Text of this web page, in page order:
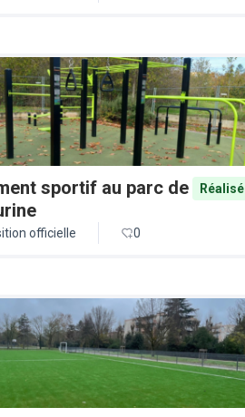
sportif au parc de
Réalisé
officielle 0